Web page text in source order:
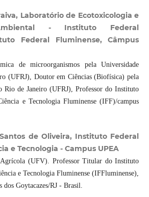
Laboratório de Ecotoxicologia e
- Instituto Federal
Federal Fluminense, Câmpus
de microorganismos pela Universidade
(UFRJ), Doutor em Ciências (Biofísica) pela
Rio de Janeiro (UFRJ), Professor do Instituto
e Tecnologia Fluminense (IFF)/campus
de Oliveira, Instituto Federal
e Tecnologia - Campus UPEA
(UFV). Professor Titular do Instituto
e Tecnologia Fluminense (IFFluminense),
dos Goytacazes/RJ - Brasil.